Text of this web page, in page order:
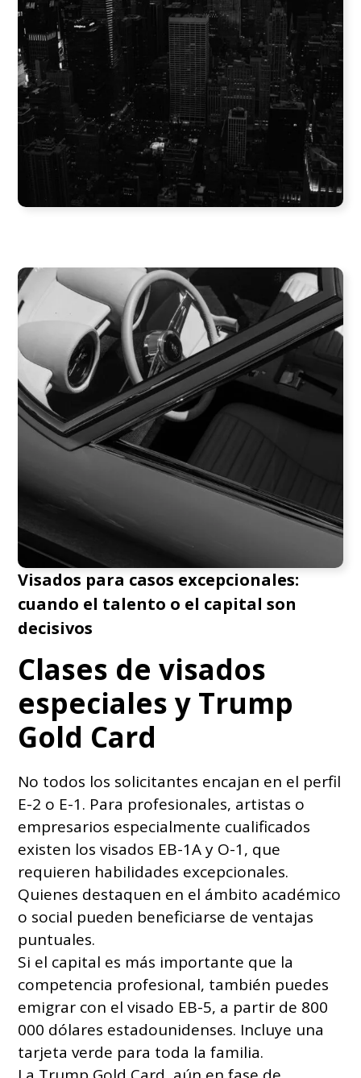
Visados para casos excepcionales:
cuando el talento o el capital son
decisivos
Clases de visados
especiales y Trump
Gold Card
No todos los solicitantes encajan en el perfil
E-2 o E-1. Para profesionales, artistas o
empresarios especialmente cualificados
existen los visados EB-1A y O-1, que
requieren habilidades excepcionales.
Quienes destaquen en el ámbito académico
o social pueden beneficiarse de ventajas
puntuales.
Si el capital es más importante que la
competencia profesional, también puedes
emigrar con el visado EB-5, a partir de 800
000 dólares estadounidenses. Incluye una
tarjeta verde para toda la familia.